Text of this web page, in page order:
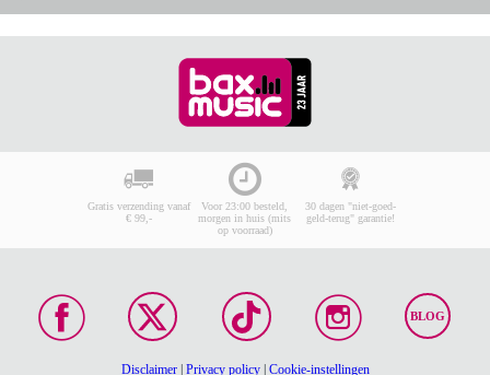
Gratis verzending vanaf
€ 99,-
Voor 23:00 besteld,
morgen in huis (mits
op voorraad)
30 dagen "niet-goed-
geld-terug" garantie!
BLOG
Disclaimer| Privacy policy| Cookie-instellingen